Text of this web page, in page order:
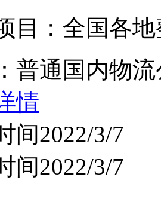
目：全国各
普通国内物
情
间2022/3/7
间2022/3/7